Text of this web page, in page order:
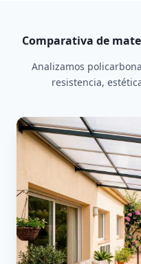
Comparativa de
Analizamos
resistencia,